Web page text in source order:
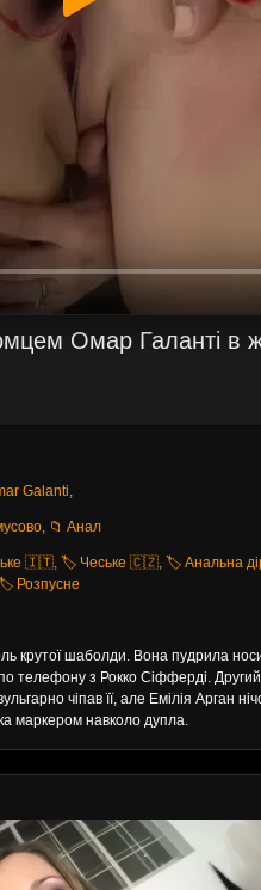
Омар Галанті в
Galanti,
, 📁 Анал
🇮🇹, 🏷️ Чеське 🇨🇿, 🏷️ Анальна
🏷️ Розпусне
крутої шаболди. Вона пудрила
телефону з Рокко Сіфферді.
чіпав її, але Емілія Арган
маркером навколо дупла.